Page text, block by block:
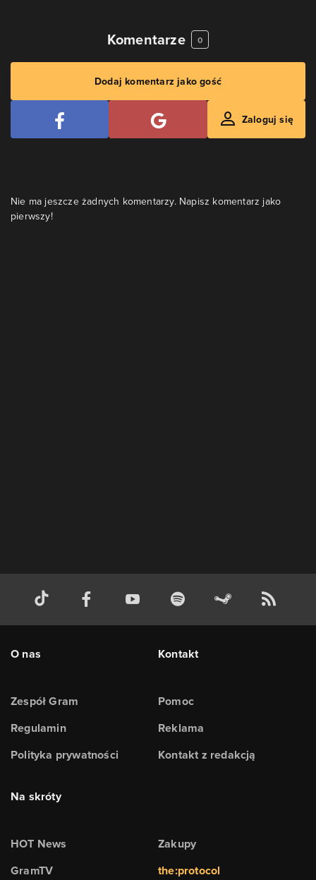
Komentarze 0
Dodaj komentarz jako gość
Zaloguj się
Nie ma jeszcze żadnych komentarzy. Napisz komentarz jako
pierwszy!
O nas
Zespół Gram
Regulamin
Polityka prywatności
Kontakt
Pomoc
Reklama
Kontakt z redakcją
Na skróty
HOT News
GramTV
Zakupy
the:protocol